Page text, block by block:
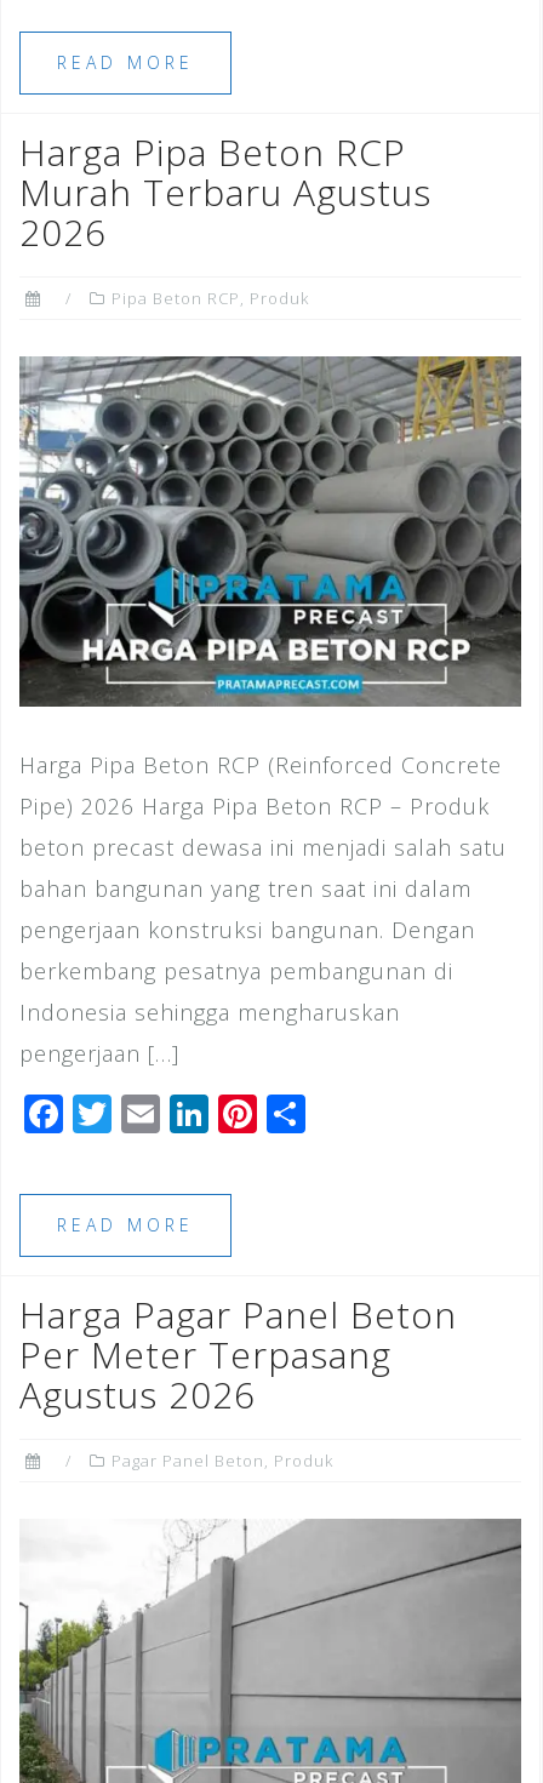
c
e
b
o
o
k
tt
e
r
ai
l
k
dI
n st
READ MORE
Harga Pipa Beton RCP
Murah Terbaru Agustus
2026
Pipa Beton RCP, Produk
Harga Pipa Beton RCP (Reinforced Concrete
Pipe) 2026 Harga Pipa Beton RCP – Produk
beton precast dewasa ini menjadi salah satu
bahan bangunan yang tren saat ini dalam
pengerjaan konstruksi bangunan. Dengan
berkembang pesatnya pembangunan di
Indonesia sehingga mengharuskan
pengerjaan […]
F
c
e
b
o
o
k
T
tt
e
r
E
ai
l
Li
k
dI
n
Pi
st
READ MORE
Harga Pagar Panel Beton
Per Meter Terpasang
Agustus 2026
Pagar Panel Beton, Produk